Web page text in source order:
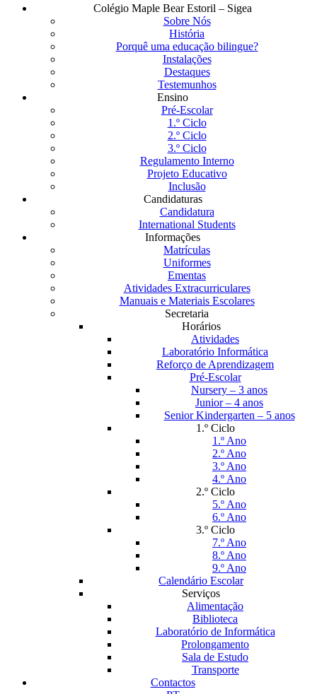
Fechar
Colégio Maple Bear Estoril – Sigea
Sobre Nós
História
Porquê uma educação bilingue?
Instalações
Destaques
Testemunhos
Ensino
Pré-Escolar
1.º Ciclo
2.º Ciclo
3.º Ciclo
Regulamento Interno
Projeto Educativo
Inclusão
Candidaturas
Candidatura
International Students
Informações
Matrículas
Uniformes
Ementas
Atividades Extracurriculares
Manuais e Materiais Escolares
Secretaria
Horários
Atividades
Laboratório Informática
Reforço de Aprendizagem
Pré-Escolar
Nursery – 3 anos
Junior – 4 anos
Senior Kindergarten – 5 anos
1.º Ciclo
1.º Ano
2.º Ano
3.º Ano
4.º Ano
2.º Ciclo
5.º Ano
6.º Ano
3.º Ciclo
7.º Ano
8.º Ano
9.º Ano
Calendário Escolar
Serviços
Alimentação
Biblioteca
Laboratório de Informática
Prolongamento
Sala de Estudo
Transporte
Contactos